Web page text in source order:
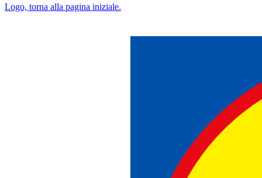
Logo, torna alla pagina iniziale.